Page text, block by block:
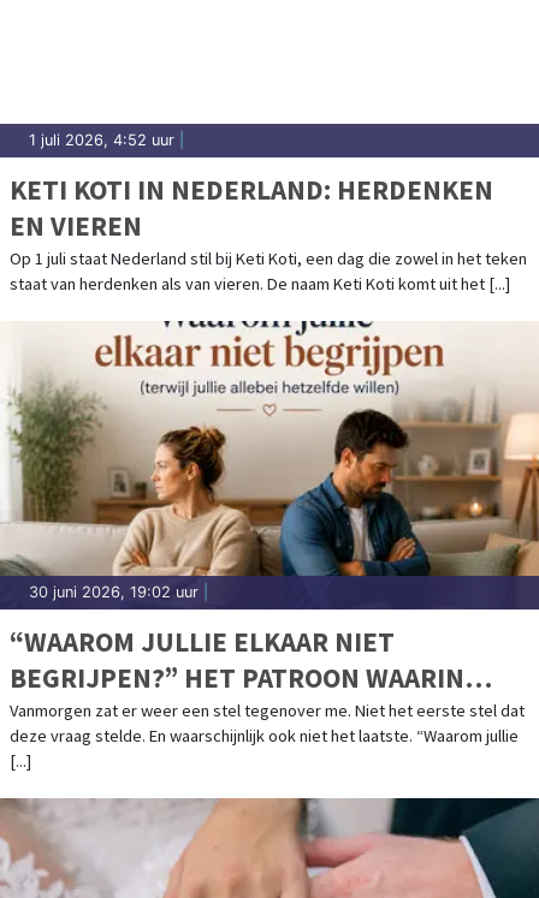
1 juli 2026, 4:52 uur
KETI KOTI IN NEDERLAND: HERDENKEN
EN VIEREN
Op 1 juli staat Nederland stil bij Keti Koti, een dag die zowel in het teken
staat van herdenken als van vieren. De naam Keti Koti komt uit het [...]
30 juni 2026, 19:02 uur
“WAAROM JULLIE ELKAAR NIET
BEGRIJPEN?” HET PATROON WAARIN
ZOVEEL STELLEN VASTLOPEN.
Vanmorgen zat er weer een stel tegenover me. Niet het eerste stel dat
deze vraag stelde. En waarschijnlijk ook niet het laatste. “Waarom jullie
[...]